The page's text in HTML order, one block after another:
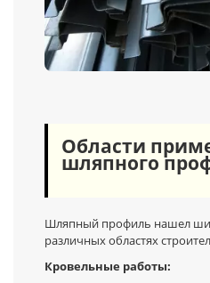
Области
шляпного
Шляпный профиль нашел
различных областях
Кровельные работы: